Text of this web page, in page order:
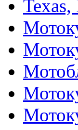
Texas,